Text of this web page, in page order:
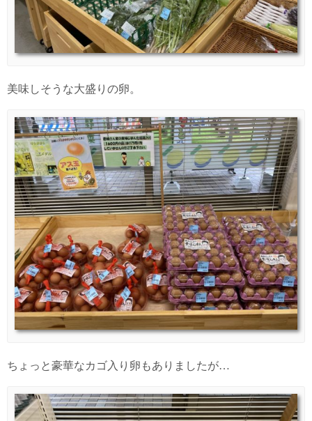
美味しそうな大盛りの卵。
ちょっと豪華なカゴ入り卵もありましたが…